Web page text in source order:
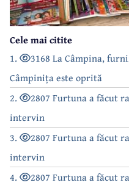
Cele mai citite
1.
3168 La Câmpina,
Câmpinița este oprită
2.
2807 Furtuna a făcut
intervin
3.
2807 Furtuna a făcut
intervin
4.
2807 Furtuna a făcut